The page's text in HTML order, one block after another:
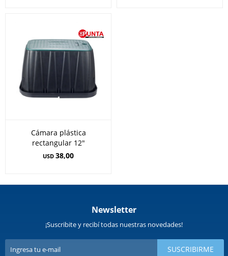
Cámara plástica
rectangular 12"
USD 38,00
Newsletter
¡Suscribite y recibí todas nuestras novedades!
SUSCRIBIRME